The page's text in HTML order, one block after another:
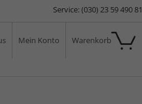
Service: (030) 23 59 490 81
Mein Konto Warenkorb